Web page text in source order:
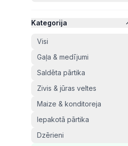
Kategorija
Visi
Gaļa & medījumi
Saldēta pārtika
Zivis & jūras veltes
Maize & konditoreja
Iepakotā pārtika
Dzērieni